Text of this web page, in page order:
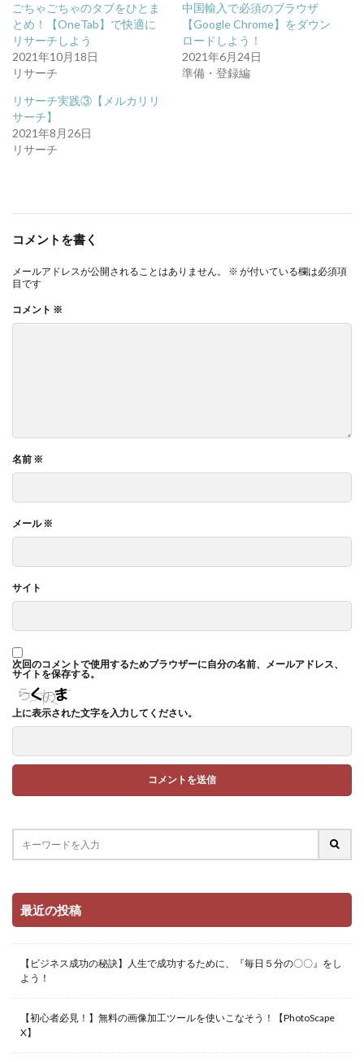
ごちゃごちゃのタブをひとま
とめ！【OneTab】で快適に
リサーチしよう
2021年10月18日
リサーチ
中国輸入で必須のブラウザ
【Google Chrome】をダウン
ロードしよう！
2021年6月24日
準備・登録編
リサーチ実践③【メルカリリ
サーチ】
2021年8月26日
リサーチ
コメントを書く
メールアドレスが公開されることはありません。 ※ が付いている欄は必須項
目です
コメント ※
名前 ※
メール※
サイト
次回のコメントで使用するためブラウザーに自分の名前、メールアドレス、
サイトを保存する。
上に表示された文字を入力してください。
最近の投稿
【ビジネス成功の秘訣】人生で成功するために、『毎日５分の〇〇』をし
よう！
【初心者必見！】無料の画像加工ツールを使いこなそう！【PhotoScape
X】